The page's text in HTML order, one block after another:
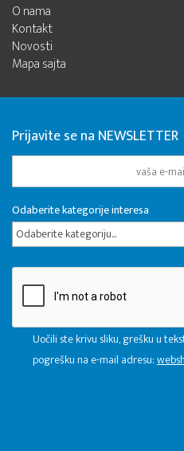
O nama
Kontakt
Novosti
Mapa sajta
Prijavite se na NEWSLETTER
Odaberite kategorije interesa
Odaberite kategoriju...
Uočili ste krivu sliku, grešku u
pogrešku na e-mail adresu: